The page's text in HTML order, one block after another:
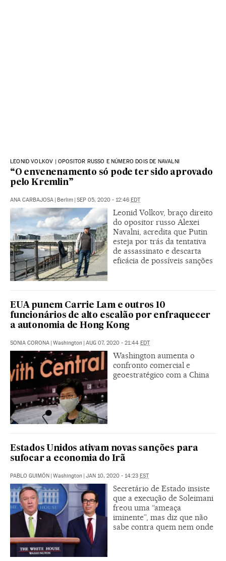
LEONID VOLKOV | OPOSITOR RUSSO E NÚMERO DOIS DE NAVALNI
“O envenenamento só pode ter sido aprovado
pelo Kremlin”
ANA CARBAJOSA | Berlim | SEP 05, 2020 - 12:46 EDT
Leonid Volkov, braço direito
do opositor russo Alexei
Navalni, acredita que Putin
esteja por trás da tentativa
de assassinato e descarta
eficácia de possíveis sanções
EUA punem Carrie Lam e outros 10
funcionários de alto escalão por enfraquecer
a autonomia de Hong Kong
SONIA CORONA | Washington | AUG 07, 2020 - 21:44 EDT
Washington aumenta o
confronto comercial e
geoestratégico com a China
Estados Unidos ativam novas sanções para
sufocar a economia do Irã
PABLO GUIMÓN | Washington | JAN 10, 2020 - 14:23 EST
Secretário de Estado insiste
que a execução de Soleimani
freou uma “ameaça
iminente”, mas diz que não
sabe contra quem nem onde